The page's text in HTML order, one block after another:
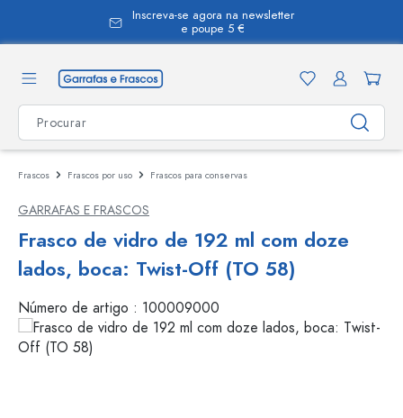
Inscreva-se agora na newsletter
e poupe 5 €
Frascos Frascos por uso Frascos para conservas
GARRAFAS E FRASCOS
Frasco de vidro de 192 ml com doze
lados, boca: Twist-Off (TO 58)
Número de artigo : 100009000